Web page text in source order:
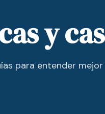
y
para entender